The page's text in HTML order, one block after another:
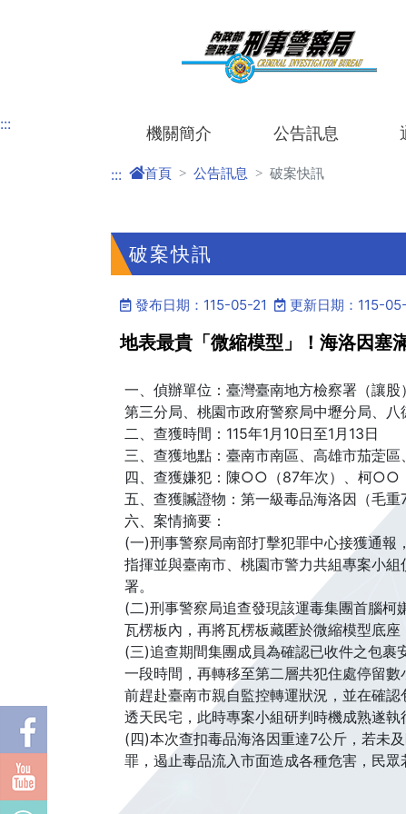
::: 機關簡介 公告訊息
::: 首頁 公告訊息 破案快訊
破案快訊
發布日期：115-05-21 更新日期：115-
地表最貴「微縮模型」！海洛因塞
一、偵辦單位：臺灣臺南地方檢察署（讓
第三分局、桃園市政府警察局中壢分局、
二、查獲時間：115年1月10日至1月13日
三、查獲地點：臺南市南區、高雄市茄萣區
四、查獲嫌犯：陳○○（87年次）、柯
五、查獲贓證物：第一級毒品海洛因（毛重
六、案情摘要：
(一)刑事警察局南部打擊犯罪中心接獲通
指揮並與臺南市、桃園市警力共組專案小
署。
(二)刑事警察局追查發現該運毒集團首腦柯
瓦楞板內，再將瓦楞板藏匿於微縮模型底
(三)追查期間集團成員為確認已收件之包裹
一段時間，再轉移至第二層共犯住處停留
前趕赴臺南市親自監控轉運狀況，並在確
透天民宅，此時專案小組研判時機成熟遂
(四)本次查扣毒品海洛因重達7公斤，若未
罪，遏止毒品流入市面造成各種危害，民眾